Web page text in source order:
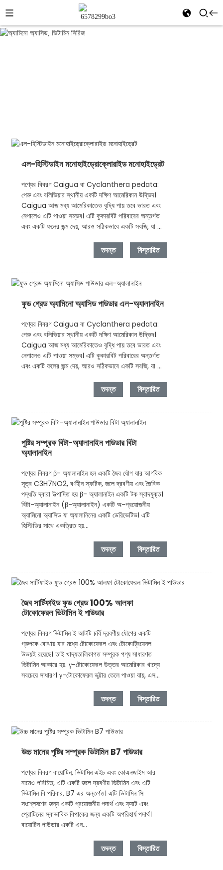
এল-হিস্টিডাইন মনোহাইড্রোক্লোরাইড মনোহাইড্রেট
পণ্যের বিবরণ Caigua বা Cyclanthera pedata:
পেরু এবং বলিভিয়ার স্থানীয় একটি দক্ষিণ আমেরিকান উদ্ভিদ।
Caigua আজ মধ্য আমেরিকাতেও বৃদ্ধি পায় তবে ভারত এবং
নেপালেও এটি পাওয়া সম্ভব। এটি কুকারবিট পরিবারের অন্তর্গত
এবং একটি ফলের জন্ম দেয়, আরও সঠিকভাবে একটি সবজি, যা ...
তদন্ত বিস্তারিত
ফুড গ্রেড অ্যামিনো অ্যাসিড পাউডার এল-অ্যালানাইন
পণ্যের বিবরণ Caigua বা Cyclanthera pedata:
পেরু এবং বলিভিয়ার স্থানীয় একটি দক্ষিণ আমেরিকান উদ্ভিদ।
Caigua আজ মধ্য আমেরিকাতেও বৃদ্ধি পায় তবে ভারত এবং
নেপালেও এটি পাওয়া সম্ভব। এটি কুকারবিট পরিবারের অন্তর্গত
এবং একটি ফলের জন্ম দেয়, আরও সঠিকভাবে একটি সবজি, যা ...
তদন্ত বিস্তারিত
পুষ্টির সম্পূরক বিটা-অ্যালানাইন পাউডার বিটা
অ্যালানাইন
পণ্যের বিবরণ β- অ্যালানাইন হল একটি জৈব যৌগ যার আণবিক
সূত্র C3H7NO2, বর্ণহীন স্ফটিক, জলে দ্রবণীয় এবং জৈবিক
পদ্ধতি দ্বারা উত্পাদিত হয় β- অ্যালানাইন একটি টক স্বাদযুক্ত।
বিটা-অ্যালানাইন (β-অ্যালানাইন) একটি অ-প্রয়োজনীয়
অ্যামিনো অ্যাসিড যা অ্যালানিনের একটি ডেরিভেটিভ। এটি
হিস্টিডির সাথে একত্রিত হয়...
তদন্ত বিস্তারিত
জৈব সার্টিফাইড ফুড গ্রেড 100% আলফা
টোকোফেরল ভিটামিন ই পাউডার
পণ্যের বিবরণ ভিটামিন ই আটটি চর্বি দ্রবণীয় যৌগের একটি
গ্রুপকে বোঝায় যার মধ্যে টোকোফেরল এবং টোকোট্রিয়েনল
উভয়ই রয়েছে। তাই খাদ্যতালিকাগত সম্পূরক পণ্য সাধারণত
ভিটামিন আকারে হয়. γ-টোকোফেরল উত্তর আমেরিকার খাদ্যে
সবচেয়ে সাধারণ। γ-টোকোফেরল ভুট্টার তেলে পাওয়া যায়, এস...
তদন্ত বিস্তারিত
উচ্চ মানের পুষ্টির সম্পূরক ভিটামিন B7 পাউডার
পণ্যের বিবরণ বায়োটিন, ভিটামিন এইচ এবং কোএনজাইম আর
নামেও পরিচিত, এটি একটি জলে দ্রবণীয় ভিটামিন এবং এটি
ভিটামিন বি পরিবার, B7 এর অন্তর্গত। এটি ভিটামিন সি
সংশ্লেষণের জন্য একটি প্রয়োজনীয় পদার্থ এবং ফ্যাট এবং
প্রোটিনের স্বাভাবিক বিপাকের জন্য একটি অপরিহার্য পদার্থ।
বায়োটিন পাউডার একটি এন...
তদন্ত বিস্তারিত